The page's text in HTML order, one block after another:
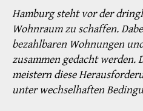
Hamburg steht vor der
Wohnraum zu schaffen.
bezahlbaren Wohnungen
zusammen gedacht
meistern diese
unter wechselhaften